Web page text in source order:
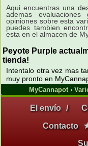
Aqui encuentras una
ademas
opiniones sobre esta
puedes tambien
esta en el almacen de
Peyote Purple
tienda!
Intentalo otra vez mas
muy pronto en
MyCannapot›
El envío /
Contacto